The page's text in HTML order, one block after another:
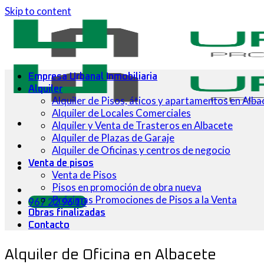
Skip to content
967 22 96 10
Empresa Urbanal Inmobiliaria
Alquiler
Alquiler de Pisos, áticos y apartamentos en
Alquiler de Locales Comerciales
Alquiler y Venta de Trasteros en Albacete
Alquiler de Plazas de Garaje
Alquiler de Oficinas y centros de negocio
Venta de pisos
Venta de Pisos
Pisos en promoción de obra nueva
Próximas Promociones de Pisos a la Venta
Obras finalizadas
Contacto
Alquiler de Oficina en Albacete